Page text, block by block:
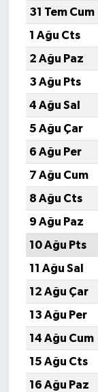
31 Tem Cum
1 Ağu Cts
2 Ağu Paz
3 Ağu Pts
4 Ağu Sal
5 Ağu Çar
6 Ağu Per
7 Ağu Cum
8 Ağu Cts
9 Ağu Paz
10 Ağu Pts
11 Ağu Sal
12 Ağu Çar
13 Ağu Per
14 Ağu Cum
15 Ağu Cts
16 Ağu Paz